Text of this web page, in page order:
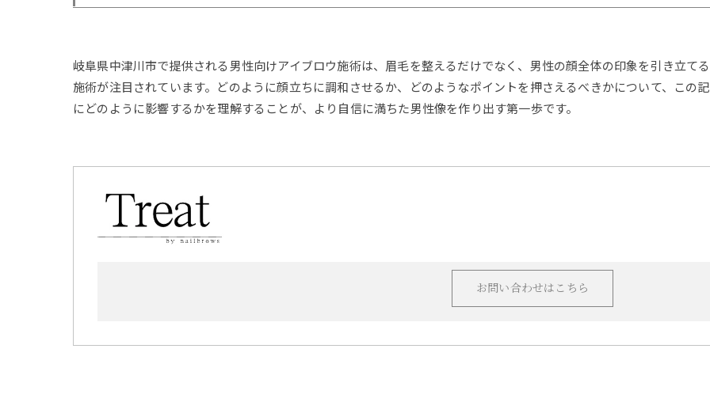
岐阜県中津川市で提供される男性向けアイブロウ施術は、眉毛を整えるだけでなく、男性の顔全体の印象を引き立て
施術が注目されています。どのように顔立ちに調和させるか、どのようなポイントを押さえるべきかについて、この
にどのように影響するかを理解することが、より自信に満ちた男性像を作り出す第一歩です。
お問い合わせはこちら